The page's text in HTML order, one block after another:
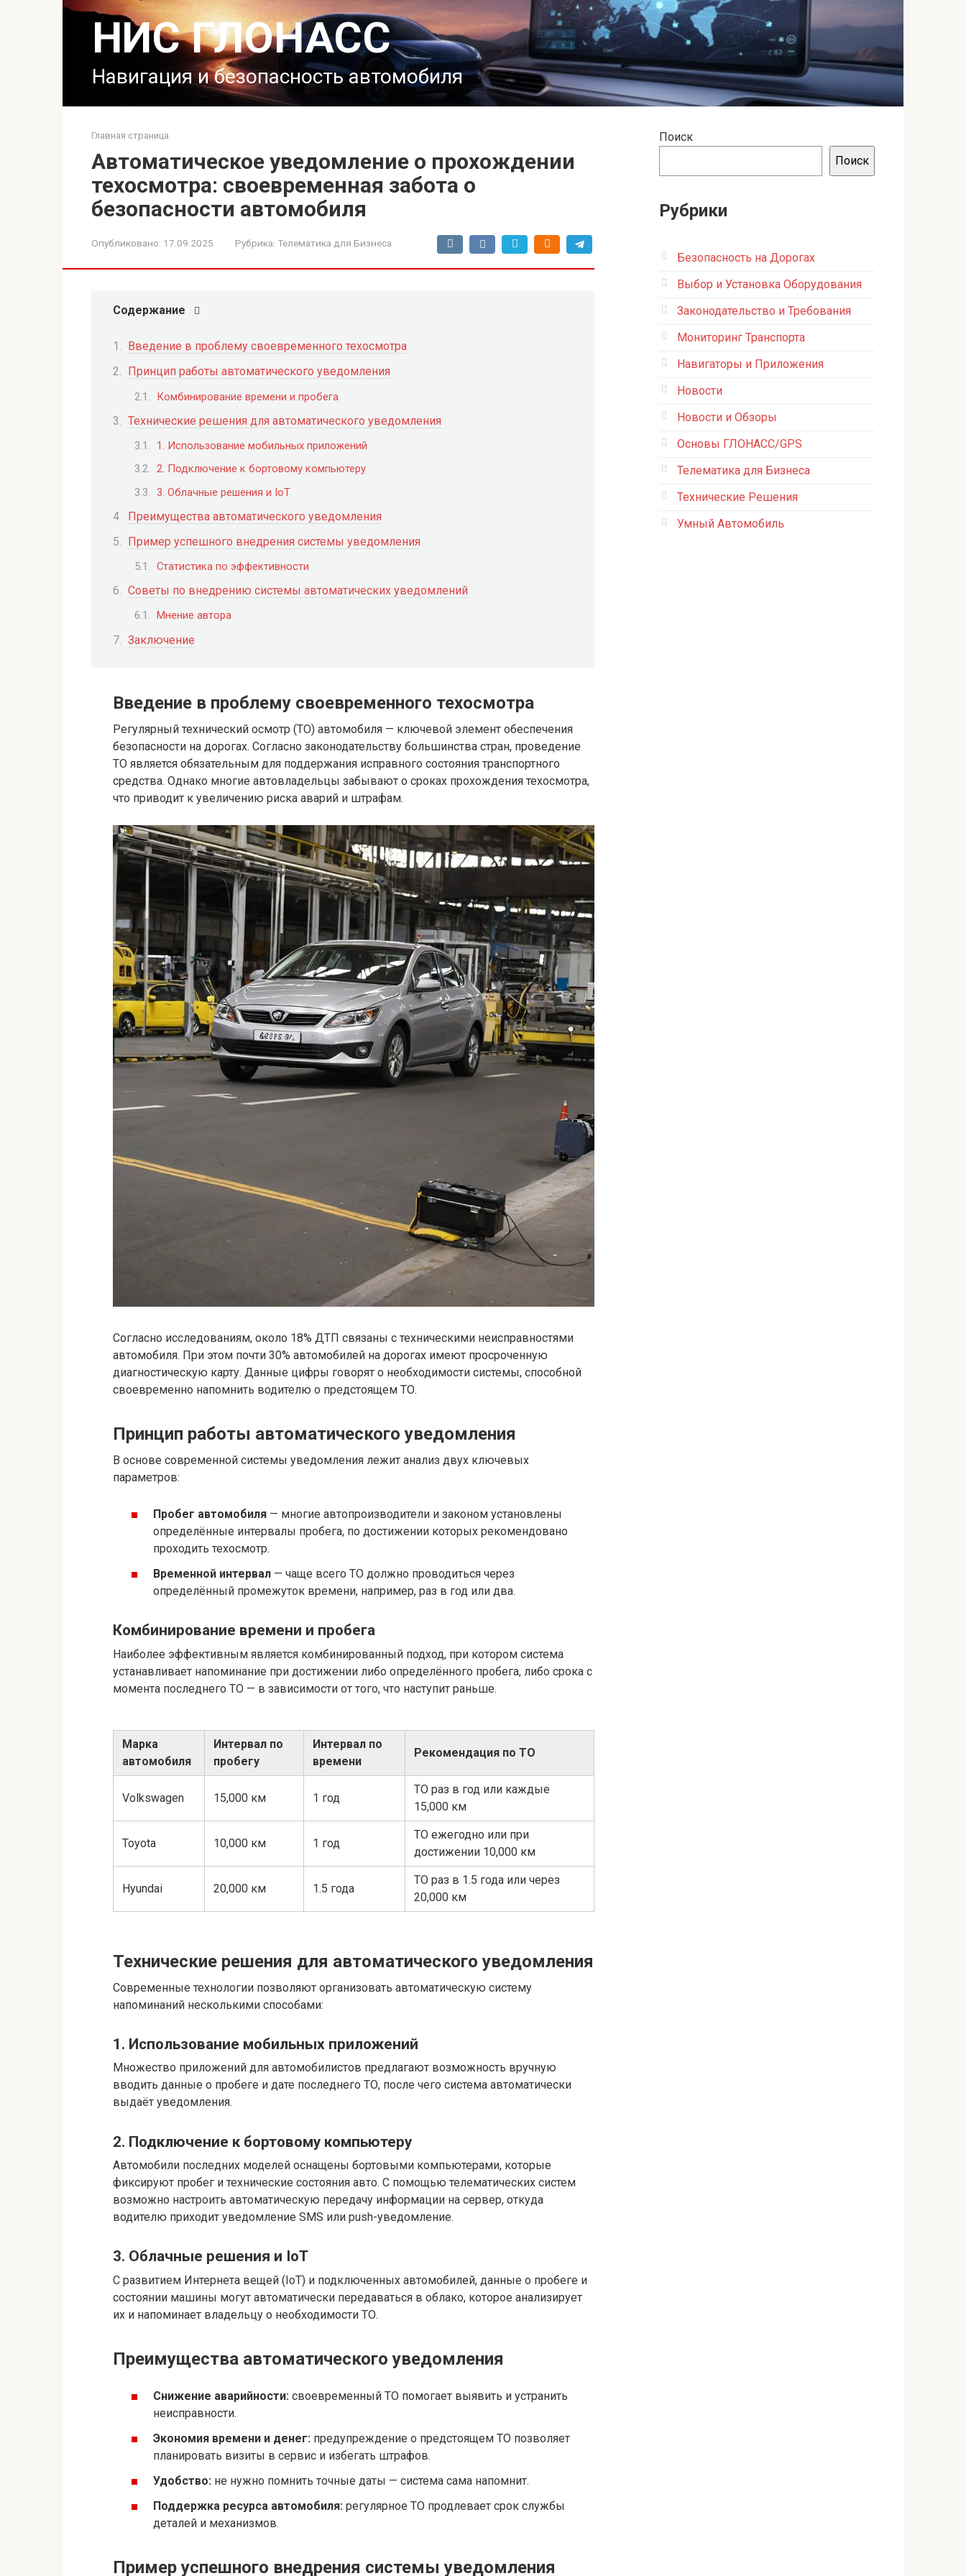
НИС ГЛОНАСС
Навигация и безопасность автомобиля
Главная страница
Автоматическое уведомление о прохождении
техосмотра: своевременная забота о
безопасности автомобиля
Опубликовано: 17.09.2025 Рубрика: Телематика для Бизнеса
Содержание
Введение в проблему своевременного техосмотра
Принцип работы автоматического уведомления
Комбинирование времени и пробега
Технические решения для автоматического уведомления
1. Использование мобильных приложений
2. Подключение к бортовому компьютеру
3. Облачные решения и IoT
Преимущества автоматического уведомления
Пример успешного внедрения системы уведомления
Статистика по эффективности
Советы по внедрению системы автоматических уведомлений
Мнение автора
Заключение
Введение в проблему своевременного техосмотра
Регулярный технический осмотр (ТО) автомобиля — ключевой элемент обеспечения
безопасности на дорогах. Согласно законодательству большинства стран, проведение
ТО является обязательным для поддержания исправного состояния транспортного
средства. Однако многие автовладельцы забывают о сроках прохождения техосмотра,
что приводит к увеличению риска аварий и штрафам.
Согласно исследованиям, около 18% ДТП связаны с техническими неисправностями
автомобиля. При этом почти 30% автомобилей на дорогах имеют просроченную
диагностическую карту. Данные цифры говорят о необходимости системы, способной
своевременно напомнить водителю о предстоящем ТО.
Принцип работы автоматического уведомления
В основе современной системы уведомления лежит анализ двух ключевых
параметров:
Пробег автомобиля — многие автопроизводители и законом установлены
определённые интервалы пробега, по достижении которых рекомендовано
проходить техосмотр.
Временной интервал — чаще всего ТО должно проводиться через
определённый промежуток времени, например, раз в год или два.
Комбинирование времени и пробега
Наиболее эффективным является комбинированный подход, при котором система
устанавливает напоминание при достижении либо определённого пробега, либо срока с
момента последнего ТО — в зависимости от того, что наступит раньше.
Марка
автомобиля
Интервал по
пробегу
Интервал по
времени
Рекомендация по ТО
Volkswagen 15,000 км 1 год
ТО раз в год или каждые
15,000 км
Toyota 10,000 км 1 год
ТО ежегодно или при
достижении 10,000 км
Hyundai 20,000 км 1.5 года
ТО раз в 1.5 года или через
20,000 км
Технические решения для автоматического уведомления
Современные технологии позволяют организовать автоматическую систему
напоминаний несколькими способами:
1. Использование мобильных приложений
Множество приложений для автомобилистов предлагают возможность вручную
вводить данные о пробеге и дате последнего ТО, после чего система автоматически
выдаёт уведомления.
2. Подключение к бортовому компьютеру
Автомобили последних моделей оснащены бортовыми компьютерами, которые
фиксируют пробег и технические состояния авто. С помощью телематических систем
возможно настроить автоматическую передачу информации на сервер, откуда
водителю приходит уведомление SMS или push-уведомление.
3. Облачные решения и IoT
С развитием Интернета вещей (IoT) и подключенных автомобилей, данные о пробеге и
состоянии машины могут автоматически передаваться в облако, которое анализирует
их и напоминает владельцу о необходимости ТО.
Преимущества автоматического уведомления
Снижение аварийности: своевременный ТО помогает выявить и устранить
неисправности.
Экономия времени и денег: предупреждение о предстоящем ТО позволяет
планировать визиты в сервис и избегать штрафов.
Удобство: не нужно помнить точные даты — система сама напомнит.
Поддержка ресурса автомобиля: регулярное ТО продлевает срок службы
деталей и механизмов.
Пример успешного внедрения системы уведомления
Поиск
Поиск
Рубрики
Безопасность на Дорогах
Выбор и Установка Оборудования
Законодательство и Требования
Мониторинг Транспорта
Навигаторы и Приложения
Новости
Новости и Обзоры
Основы ГЛОНАСС/GPS
Телематика для Бизнеса
Технические Решения
Умный Автомобиль